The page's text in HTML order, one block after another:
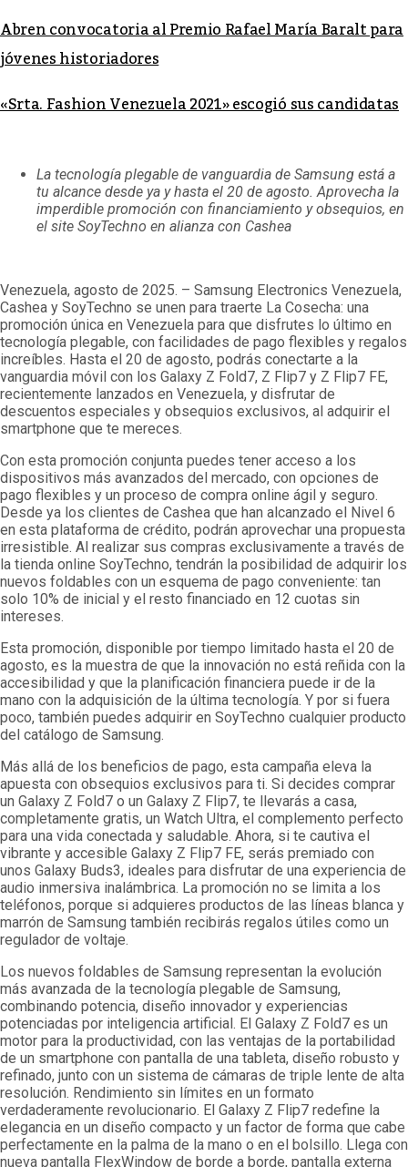
Abren convocatoria al Premio Rafael María Baralt para
jóvenes historiadores
«Srta. Fashion Venezuela 2021» escogió sus candidatas
La tecnología plegable de vanguardia de Samsung está a
tu alcance desde ya y hasta el 20 de agosto. Aprovecha la
imperdible promoción con financiamiento y obsequios, en
el site SoyTechno en alianza con Cashea
Venezuela, agosto de 2025. – Samsung Electronics Venezuela,
Cashea y SoyTechno se unen para traerte La Cosecha: una
promoción única en Venezuela para que disfrutes lo último en
tecnología plegable, con facilidades de pago flexibles y regalos
increíbles. Hasta el 20 de agosto, podrás conectarte a la
vanguardia móvil con los Galaxy Z Fold7, Z Flip7 y Z Flip7 FE,
recientemente lanzados en Venezuela, y disfrutar de
descuentos especiales y obsequios exclusivos, al adquirir el
smartphone que te mereces.
Con esta promoción conjunta puedes tener acceso a los
dispositivos más avanzados del mercado, con opciones de
pago flexibles y un proceso de compra online ágil y seguro.
Desde ya los clientes de Cashea que han alcanzado el Nivel 6
en esta plataforma de crédito, podrán aprovechar una propuesta
irresistible. Al realizar sus compras exclusivamente a través de
la tienda online SoyTechno, tendrán la posibilidad de adquirir los
nuevos foldables con un esquema de pago conveniente: tan
solo 10% de inicial y el resto financiado en 12 cuotas sin
intereses.
Esta promoción, disponible por tiempo limitado hasta el 20 de
agosto, es la muestra de que la innovación no está reñida con la
accesibilidad y que la planificación financiera puede ir de la
mano con la adquisición de la última tecnología. Y por si fuera
poco, también puedes adquirir en SoyTechno cualquier producto
del catálogo de Samsung.
Más allá de los beneficios de pago, esta campaña eleva la
apuesta con obsequios exclusivos para ti. Si decides comprar
un Galaxy Z Fold7 o un Galaxy Z Flip7, te llevarás a casa,
completamente gratis, un Watch Ultra, el complemento perfecto
para una vida conectada y saludable. Ahora, si te cautiva el
vibrante y accesible Galaxy Z Flip7 FE, serás premiado con
unos Galaxy Buds3, ideales para disfrutar de una experiencia de
audio inmersiva inalámbrica. La promoción no se limita a los
teléfonos, porque si adquieres productos de las líneas blanca y
marrón de Samsung también recibirás regalos útiles como un
regulador de voltaje.
Los nuevos foldables de Samsung representan la evolución
más avanzada de la tecnología plegable de Samsung,
combinando potencia, diseño innovador y experiencias
potenciadas por inteligencia artificial. El Galaxy Z Fold7 es un
motor para la productividad, con las ventajas de la portabilidad
de un smartphone con pantalla de una tableta, diseño robusto y
refinado, junto con un sistema de cámaras de triple lente de alta
resolución. Rendimiento sin límites en un formato
verdaderamente revolucionario. El Galaxy Z Flip7 redefine la
elegancia en un diseño compacto y un factor de forma que cabe
perfectamente en la palma de la mano o en el bolsillo. Llega con
nueva pantalla FlexWindow de borde a borde, pantalla externa